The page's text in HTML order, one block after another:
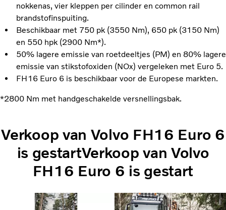
nokkenas, vier kleppen per cilinder en common rail
brandstofinspuiting.
Beschikbaar met 750 pk (3550 Nm), 650 pk (3150 Nm)
en 550 hpk (2900 Nm*).
50% lagere emissie van roetdeeltjes (PM) en 80% lagere
emissie van stikstofoxiden (NOx) vergeleken met Euro 5.
FH16 Euro 6 is beschikbaar voor de Europese markten.
*2800 Nm met handgeschakelde versnellingsbak.
Verkoop van Volvo FH16 Euro 6
is gestartVerkoop van Volvo
FH16 Euro 6 is gestart